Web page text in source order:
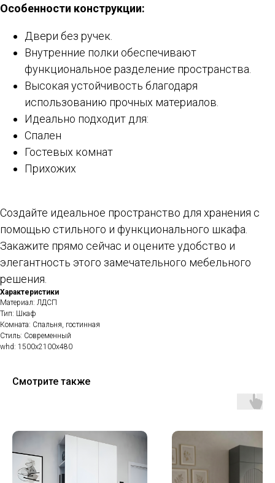
Особенности конструкции:
Двери без ручек.
Внутренние полки обеспечивают
функциональное разделение пространства.
Высокая устойчивость благодаря
использованию прочных материалов.
Идеально подходит для:
Спален
Гостевых комнат
Прихожих
Создайте идеальное пространство для хранения с
помощью стильного и функционального шкафа.
Закажите прямо сейчас и оцените удобство и
элегантность этого замечательного мебельного
решения.
Характеристики
Материал: ЛДСП
Тип: Шкаф
Комната: Спальня, гостинная
Стиль: Современный
whd: 1500x2100x480
Смотрите также